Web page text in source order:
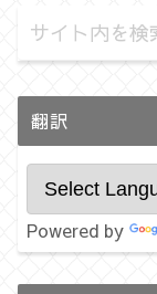
翻訳
Powered by